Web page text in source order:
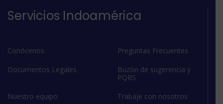
Servicios Indoamérica
Conócenos
Preguntas Frecuentes
Documentos Legales
Buzón de sugerencia y
PQRS
Nuestro equipo
Trabaje con nosotros